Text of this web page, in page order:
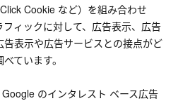
Cookie など）を組み合わせ
ィックに対して、広告表示、広告
表示や広告サービスとの接点がど
ています。
のインタレスト ベース広告